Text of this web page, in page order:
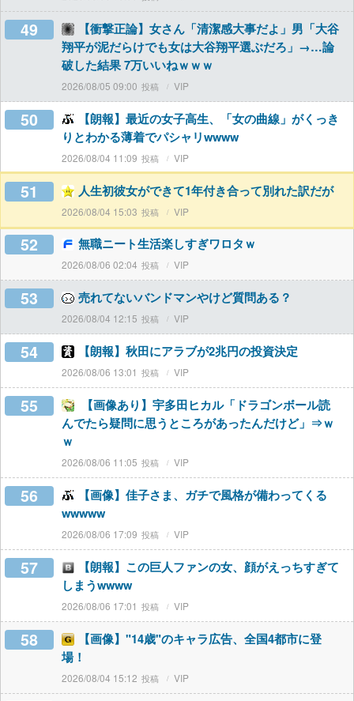
49
【衝撃正論】女さん「清潔感大事だよ」男「大谷
翔平が泥だらけでも女は大谷翔平選ぶだろ」→…論
破した結果 7万いいねｗｗｗ
2026/08/05 09:00 VIP
50
【朗報】最近の女子高生、「女の曲線」がくっき
りとわかる薄着でパシャリwwww
2026/08/04 11:09 VIP
51 人生初彼女ができて1年付き合って別れた訳だが
2026/08/04 15:03 VIP
52 無職ニート生活楽しすぎワロタｗ
2026/08/06 02:04 VIP
53 売れてないバンドマンやけど質問ある？
2026/08/04 12:15 VIP
54 【朗報】秋田にアラブが2兆円の投資決定
2026/08/06 13:01 VIP
55
【画像あり】宇多田ヒカル「ドラゴンボール読
んでたら疑問に思うところがあったんだけど」⇒ｗ
ｗ
2026/08/06 11:05 VIP
56
【画像】佳子さま、ガチで風格が備わってくる
wwwww
2026/08/06 17:09 VIP
57
【朗報】この巨人ファンの女、顔がえっちすぎて
しまうwwww
2026/08/06 17:01 VIP
58
【画像】"14歳"のキャラ広告、全国4都市に登
場！
2026/08/04 15:12 VIP